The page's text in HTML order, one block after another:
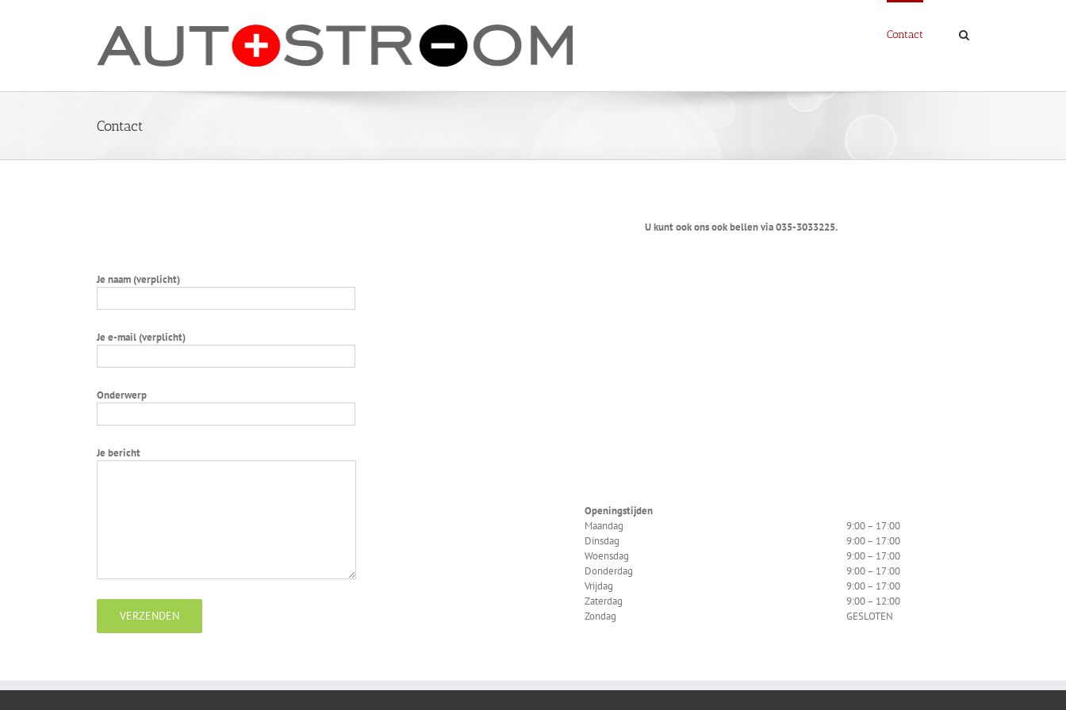
Contact
Contact
Je naam (verplicht)
Je e-mail (verplicht)
Onderwerp
Je bericht
U kunt ook ons ook bellen via 035-3033225.
Openingstijden
Maandag
9:00 – 17:00
Dinsdag
9:00 – 17:00
Woensdag
9:00 – 17:00
Donderdag
9:00 – 17:00
Vrijdag
9:00 – 17:00
Zaterdag
9:00 – 12:00
Zondag
GESLOTEN